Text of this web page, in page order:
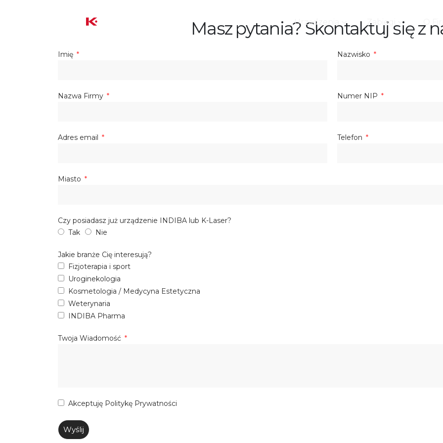
Urządzenia Zabiegi
Masz pytania? Skontaktuj się z
Imię Nazwisko
Nazwa Firmy Numer NIP
Adres email Telefon
Miasto
Czy posiadasz już urządzenie INDIBA lub K-Laser?
Tak
Nie
Jakie branże Cię interesują?
Fizjoterapia i sport
Uroginekologia
Kosmetologia / Medycyna Estetyczna
Weterynaria
INDIBA Pharma
Twoja Wiadomość
Akceptuję Politykę Prywatności
Wyślij